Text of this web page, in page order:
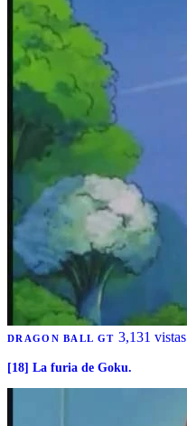
DRAGON BALL GT 3,131 vistas
[18] La furia de Goku.